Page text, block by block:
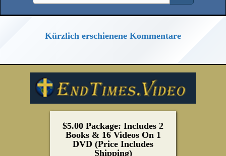
Kürzlich erschienene Kommentare
$5.00 Package: Includes 2
Books & 16 Videos On 1
DVD (Price Includes
Shipping)